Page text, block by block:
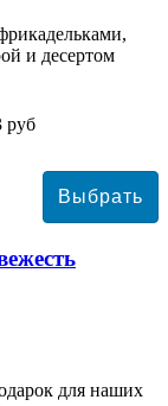
и десертом
руб
для наших